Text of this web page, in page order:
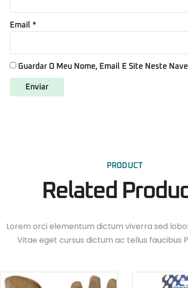
Email *
Guardar O Meu Nome, Email E Site Neste
PRODUCT
Related
Lorem orci elementum dictum viverra sed
Vitae eget cursus dictum ac tellus faucibus